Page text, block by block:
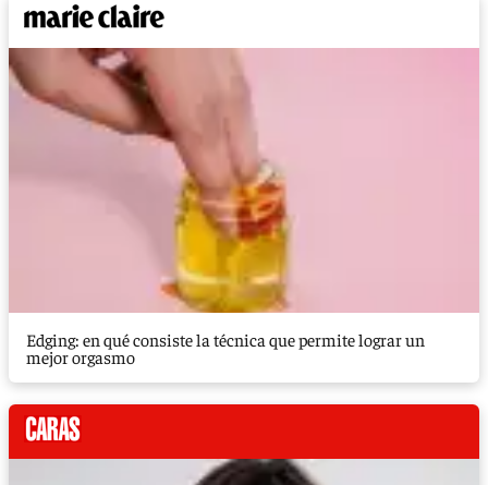
Edging: en qué consiste la técnica que permite lograr un
mejor orgasmo